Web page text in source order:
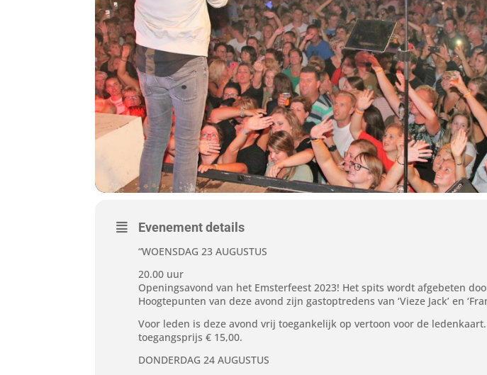
Evenement details
“WOENSDAG 23 AUGUSTUS
20.00 uur
Openingsavond van het Emsterfeest 2023! Het spits wordt afgebeten
Hoogtepunten van deze avond zijn gastoptredens van ‘Vieze Jack’ en
Voor leden is deze avond vrij toegankelijk op vertoon voor de
toegangsprijs € 15,00.
DONDERDAG 24 AUGUSTUS